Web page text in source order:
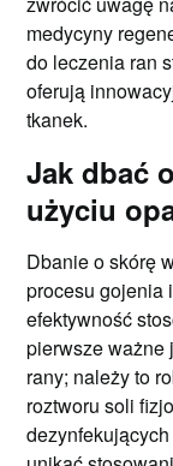
medycyny
do leczenia ran
oferują
tkanek.
Jak dbać
użyciu
Dbanie o skórę
procesu gojenia
efektywność
pierwsze ważne
rany; należy to
roztworu soli